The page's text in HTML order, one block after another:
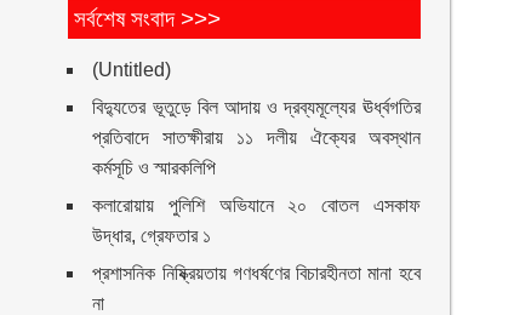
সর্বশেষ সংবাদ >>>
(Untitled)
বিদ্যুতের ভূতুড়ে বিল আদায় ও দ্রব্যমূল্যের ঊর্ধ্বগতির
প্রতিবাদে সাতক্ষীরায় ১১ দলীয় ঐক্যের অবস্থান
কর্মসূচি ও স্মারকলিপি
কলারোয়ায় পুলিশি অভিযানে ২০ বোতল এসকাফ
উদ্ধার, গ্রেফতার ১
প্রশাসনিক নিষ্ক্রিয়তায় গণধর্ষণের বিচারহীনতা মানা হবে
না